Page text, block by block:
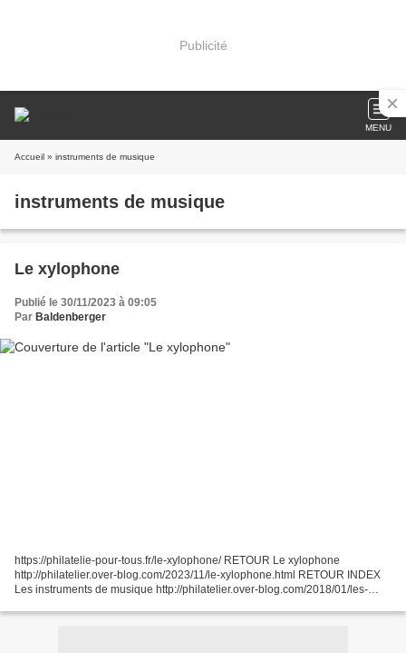
Publicité
MENU
Accueil » instruments de musique
instruments de musique
Le xylophone
Publié le 30/11/2023 à 09:05
Par Baldenberger
https://philatelie-pour-tous.fr/le-xylophone/ RETOUR Le xylophone
http://philatelier.over-blog.com/2023/11/le-xylophone.html RETOUR INDEX
Les instruments de musique http://philatelier.over-blog.com/2018/01/les-